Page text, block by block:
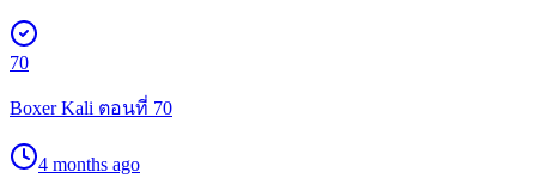
70
Boxer Kali ตอนที่ 70
4 months ago